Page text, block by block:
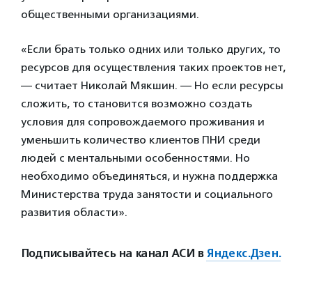
общественными организациями.
«Если брать только одних или только других, то
ресурсов для осуществления таких проектов нет,
— считает Николай Мякшин. — Но если ресурсы
сложить, то становится возможно создать
условия для сопровождаемого проживания и
уменьшить количество клиентов ПНИ среди
людей с ментальными особенностями. Но
необходимо объединяться, и нужна поддержка
Министерства труда занятости и социального
развития области».
Подписывайтесь на канал АСИ в Яндекс.Дзен.